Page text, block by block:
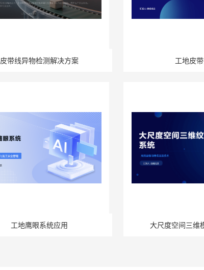
皮带线异物检测解决方案 工地皮
工地鹰眼系统应用 大尺度空间三维